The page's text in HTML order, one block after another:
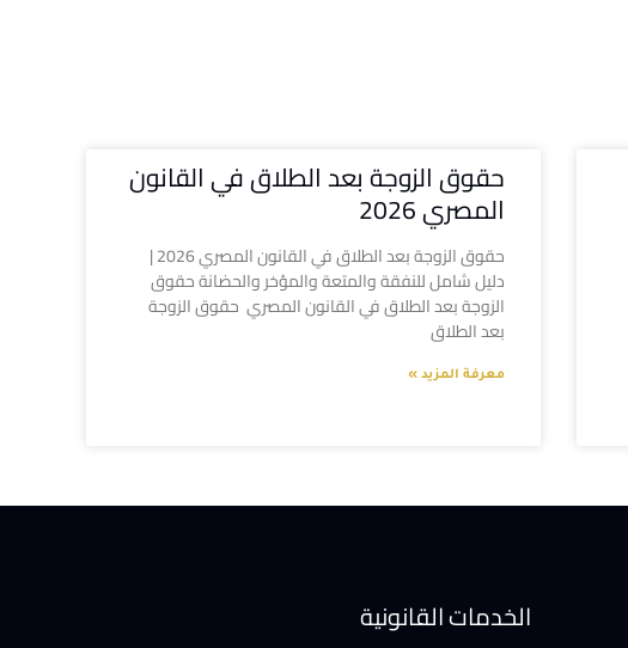
حقوق الزوجة بعد الطلاق في القانون
المصري 2026
حقوق الزوجة بعد الطلاق في القانون المصري 2026 |
دليل شامل للنفقة والمتعة والمؤخر والحضانة حقوق
الزوجة بعد الطلاق في القانون المصري حقوق الزوجة
بعد الطلاق
معرفة المزيد »
الخدمات القانونية